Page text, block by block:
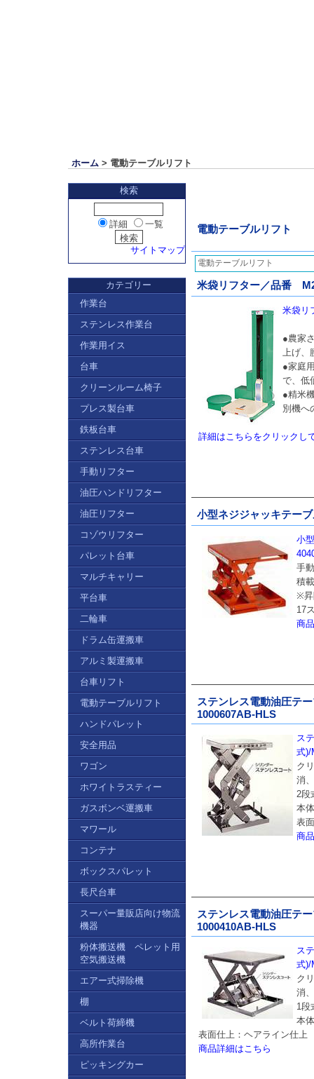
ホーム > 電動テーブルリフト
電動テーブルリフト
電動テーブルリフト
米袋リフター／品番
米袋リ
●農家
上げ、
●家庭
で、低
●精米
別機へ
詳細はこちらをクリックし
小型ネジジャッキテー
小
手
積
※昇
17
商
ステンレス電動油圧テ
1000607AB-HLS
ス
式)/
ク
消
2段
本
表
商
ステンレス電動油圧テ
1000410AB-HLS
ス
式)/
ク
消
1段
本
表面仕上：ヘアライン仕上
商品詳細はこちら
検索
詳細 一覧
サイトマップ
カテゴリー
作業台
ステンレス作業台
作業用イス
台車
クリーンルーム椅子
プレス製台車
鉄板台車
ステンレス台車
手動リフター
油圧ハンドリフター
油圧リフター
コゾウリフター
パレット台車
マルチキャリー
平台車
二輪車
ドラム缶運搬車
アルミ製運搬車
台車リフト
電動テーブルリフト
ハンドパレット
安全用品
ワゴン
ホワイトラスティー
ガスボンベ運搬車
マワール
コンテナ
ボックスパレット
長尺台車
スーパー量販店向け物流
機器
粉体搬送機 ペレット用
空気搬送機
エアー式掃除機
棚
ベルト荷締機
高所作業台
ピッキングカー